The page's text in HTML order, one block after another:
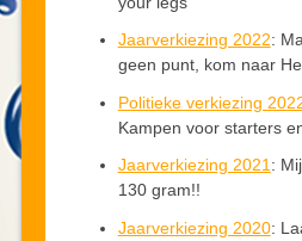
Jaarverkiezing 2022:
geen punt, kom naar
Politieke verkiezing
Kampen voor starters
Jaarverkiezing 2021:
130 gram!!
Jaarverkiezing 2020: